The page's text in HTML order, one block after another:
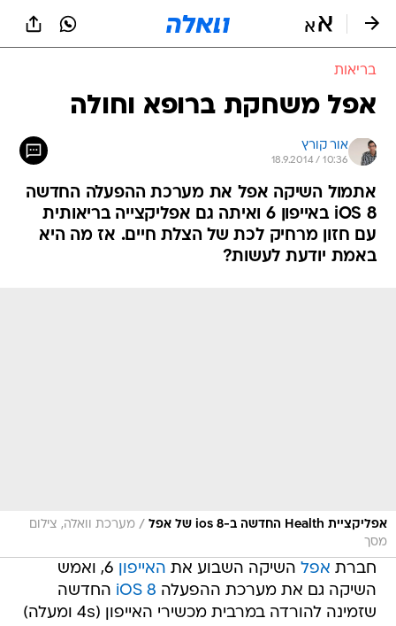
בריאות
אפל משחקת ברופא וחולה
אור קורץ
18.9.2014 / 10:36
אתמול השיקה אפל את מערכת ההפעלה החדשה
iOS 8 באייפון 6 ואיתה גם אפליקצייה בריאותית
עם חזון מרחיק לכת של הצלת חיים. אז מה היא
באמת יודעת לעשות?
אפליקציית Health החדשה ב-ios 8 של אפל / מערכת וואלה, צילום
מסך
חברת אפל השיקה השבוע את האייפון
6, ואמש
השיקה גם את מערכת ההפעלה iOS 8 החדשה
שזמינה להורדה במרבית מכשירי האייפון (4s ומעלה)